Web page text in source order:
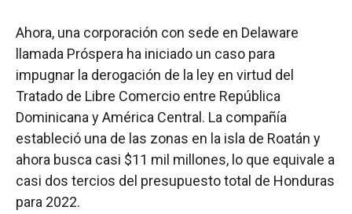
Ahora, una corporación con sede en Delaware
llamada Próspera ha iniciado un caso para
impugnar la derogación de la ley en virtud del
Tratado de Libre Comercio entre República
Dominicana y América Central. La compañía
estableció una de las zonas en la isla de Roatán y
ahora busca casi $11 mil millones, lo que equivale a
casi dos tercios del presupuesto total de Honduras
para 2022.